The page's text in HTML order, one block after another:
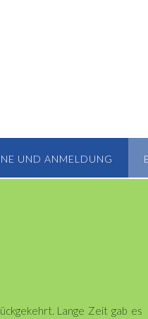
UND ANMELDUNG
Lange Zeit gab es